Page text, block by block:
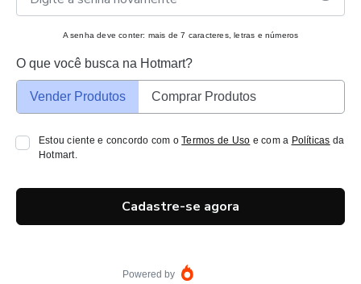
A senha deve conter: mais de 7 caracteres, letras e números
O que você busca na Hotmart?
Vender Produtos Comprar Produtos
Estou ciente e concordo com oTermos de Uso e com a Políticas da
Hotmart.
Cadastre-se agora
Powered by